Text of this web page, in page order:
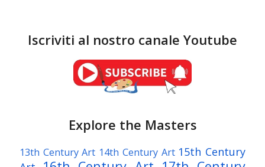
Iscriviti al nostro canale Youtube
Explore the Masters
13th Century Art 14th Century Art 15th Century